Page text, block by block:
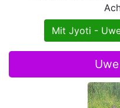
Mit Jyoti -